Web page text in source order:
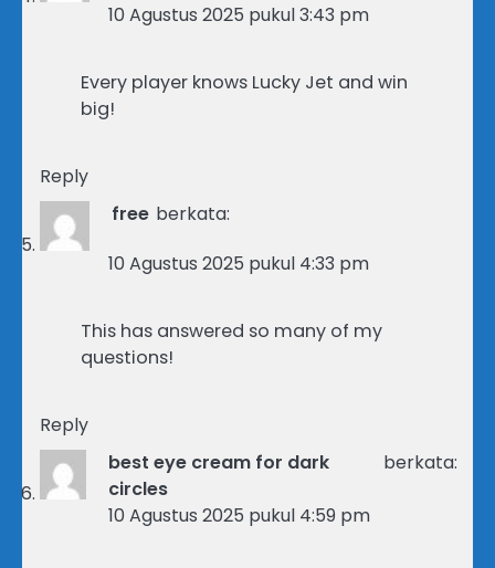
10 Agustus 2025 pukul 3:43 pm
Every player knows Lucky Jet and win
big!
Reply
free berkata:
10 Agustus 2025 pukul 4:33 pm
This has answered so many of my
questions!
Reply
best eye cream for dark
circles
berkata:
10 Agustus 2025 pukul 4:59 pm